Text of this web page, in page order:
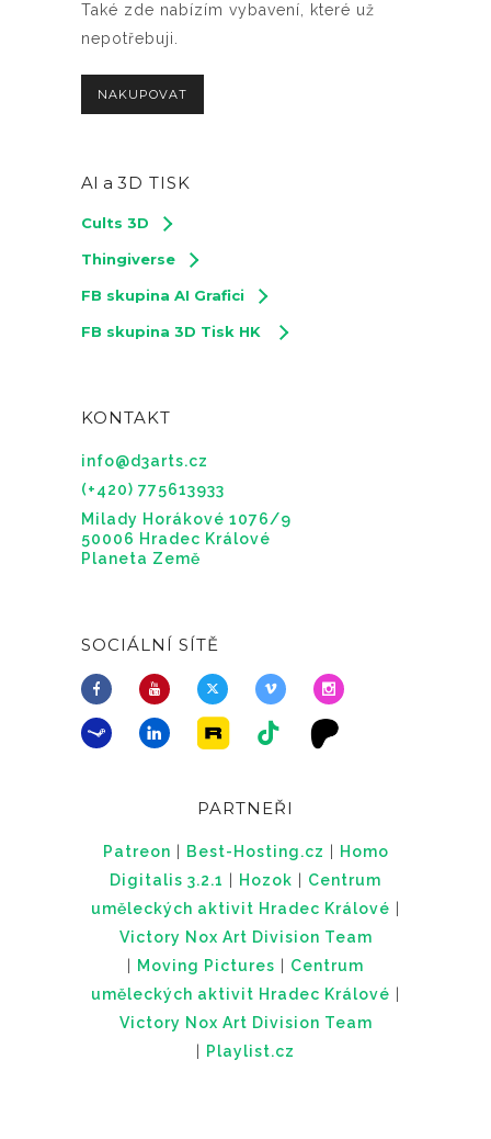
Také zde nabízím vybavení, které už
nepotřebuji.
NAKUPOVAT
AI a 3D TISK
Cults 3D
Thingiverse
FB skupina AI Grafici
FB skupina 3D Tisk HK
KONTAKT
info@d3arts.cz
(+420) 775613933
Milady Horákové 1076/9
50006 Hradec Králové
Planeta Země
SOCIÁLNÍ SÍTĚ
PARTNEŘI
Patreon Best-Hosting.cz
Homo
Digitalis 3.2.1
Hozok
Centrum
uměleckých aktivit Hradec Králové
Victory Nox Art Division Team
Moving Pictures
Centrum
uměleckých aktivit Hradec Králové
Victory Nox Art Division Team
Playlist.cz